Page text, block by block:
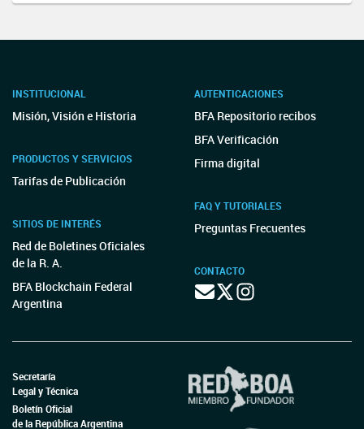
INSTITUCIONAL
Misión, Visión e Historia
PRODUCTOS Y SERVICIOS
Tarifas de Publicación
SITIOS DE INTERÉS
Red de Boletines Oficiales
de la R. A.
BFA Blockchain Federal
Argentina
AUTENTICACIONES
BFA Repositorio recibos
BFA Verificación
Firma digital
FAQ Y TUTORIALES
Preguntas Frecuentes
CONTACTO
Secretaría
Legal y Técnica
Boletín Oficial
de la República Argentina